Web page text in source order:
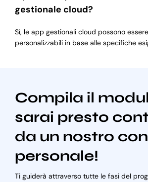
gestionale cloud?
Sì, le app gestionali cloud possono
personalizzabili in base alle specifiche
Compila il
sarai presto
da un nostro
personale!
Ti guiderà attraverso tutte le fasi del